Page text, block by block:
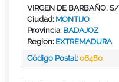
VIRGEN DE BARBAÑO,
Ciudad: MONTIJO
Provincia: BADAJOZ
Region: EXTREMADURA
Código Postal:06480